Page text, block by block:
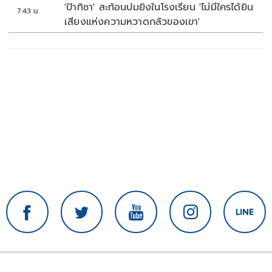
7:43 น.
'ป้าทิชา' สะท้อนปมยิงในโรงเรียน 'ไม่มีใครได้ยิน
เสียงแห่งความหวาดกลัวของเขา'